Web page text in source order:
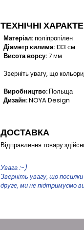
ТЕХНІЧНІ
Матеріал:поліпропілен
Діаметр килима:133 см
Висота ворсу:7 мм
Зверніть увагу, що
Виробництво: Польща
Дизайн:NOYA Design
ДОСТАВКА
Відправлення товару
Увага :-)
Зверніть увагу, що
друге, ми не підтримуємо